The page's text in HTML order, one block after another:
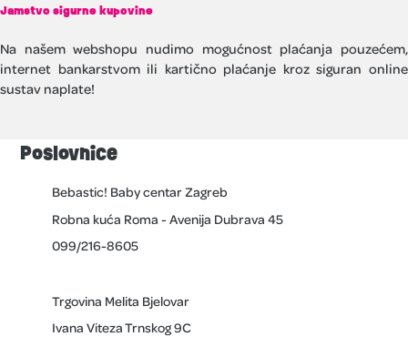
Jamstvo sigurne kupovine
Na našem webshopu nudimo mogućnost plaćanja pouzećem,
internet bankarstvom ili kartično plaćanje kroz siguran online
sustav naplate!
Poslovnice
Bebastic! Baby centar Zagreb
Robna kuća Roma - Avenija Dubrava 45
099/216-8605
Trgovina Melita Bjelovar
Ivana Viteza Trnskog 9C